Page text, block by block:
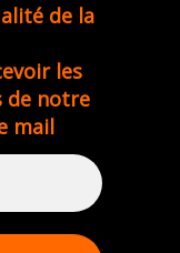
de la
les
de notre
mail